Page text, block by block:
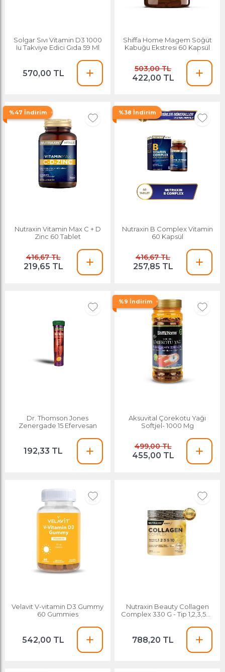
Solgar Sıvı Vitamin D3 1000
Iu Takviye Edici Gıda 59 Ml
570,00 TL
Shiffa Home Magem Söğüt
Kabuğu Ekstresi 60 Kapsül
503,00 TL
422,00 TL
%47 İndirim
Nutraxin Vitamin Max C + D
Zinc 60 Tablet
416,67 TL
219,65 TL
%38 İndirim
Nutraxin B Complex Vitamin
60 Kapsül
416,67 TL
257,85 TL
Dr. Thomson Jones
Zenergade 15 Efervesan
192,33 TL
%9 İndirim
Aksuvital Çörekotu Yağı
Softjel- 1000 Mg
499,00 TL
455,00 TL
Velavit V-vitamin D3 Gummy
60 Gummies
542,00 TL
Nutraxin Beauty Collagen
Complex 330 G - Tip 1,2,3,5,10
788,20 TL